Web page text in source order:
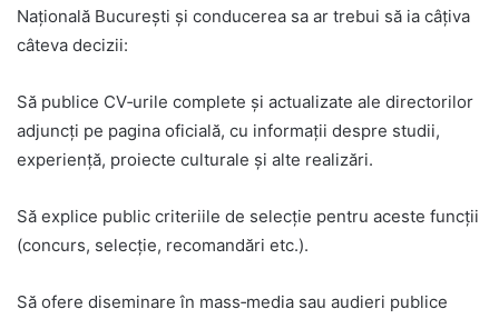
Națională București și conducerea sa ar trebui să ia câțiva
câteva decizii:
Să publice CV‑urile complete și actualizate ale directorilor
adjuncți pe pagina oficială, cu informații despre studii,
experiență, proiecte culturale și alte realizări.
Să explice public criteriile de selecție pentru aceste funcții
(concurs, selecție, recomandări etc.).
Să ofere diseminare în mass‑media sau audieri publice